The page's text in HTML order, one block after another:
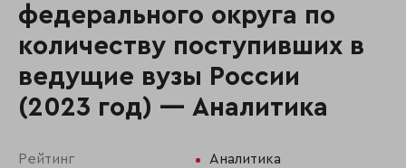
федерального округа по
количеству поступивших в
ведущие вузы России
(2023 год) — Аналитика
Рейтинг Аналитика